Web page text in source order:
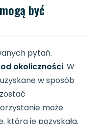
być
pytań.
okoliczności. W
w sposób
może
która je pozyskała.